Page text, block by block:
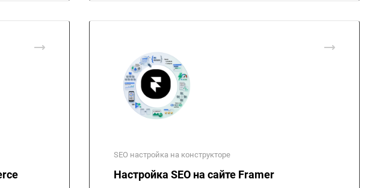
SEO настройка на конструкторе
Настройка SEO на сайте Framer